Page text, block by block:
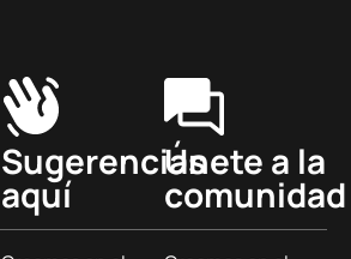
Sugerencias
aquí
Únete a la
comunidad